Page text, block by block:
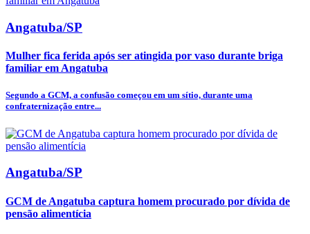
Angatuba/SP
Mulher fica ferida após ser atingida por vaso durante briga
familiar em Angatuba
Segundo a GCM, a confusão começou em um sítio, durante uma
confraternização entre...
Angatuba/SP
GCM de Angatuba captura homem procurado por dívida de
pensão alimentícia